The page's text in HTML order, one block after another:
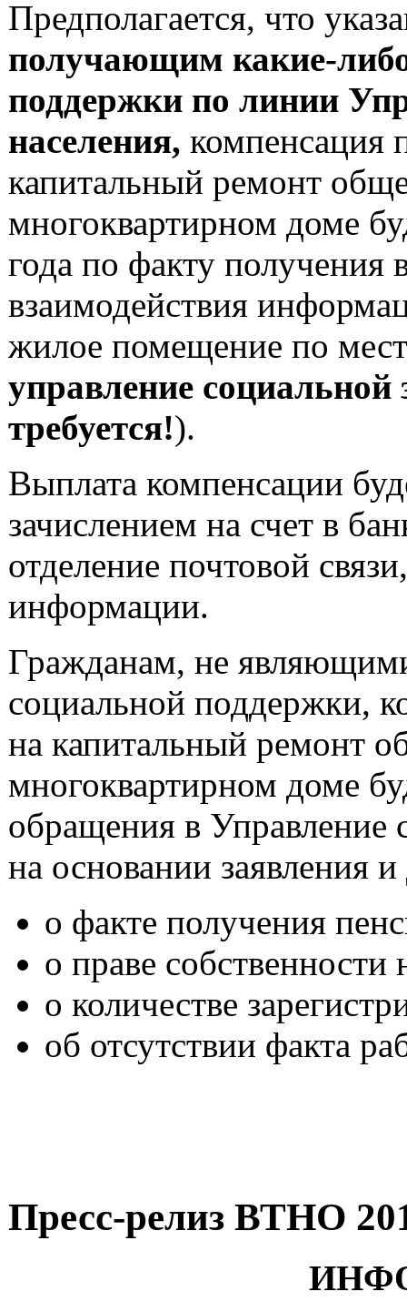
Предполагается, что
получающим какие-
поддержки по линии
населения, компенсация
капитальный ремонт
многоквартирном доме
года по факту получения
взаимодействия
жилое помещение по
управление
требуется!).
Выплата компенсации
зачислением на счет в
отделение почтовой
информации.
Гражданам, не
социальной поддержки,
на капитальный ремонт
многоквартирном доме
обращения в Управление
на основании заявления
о факте получения
о праве
о количестве
об отсутствии факта
Пресс-релиз ВТНО